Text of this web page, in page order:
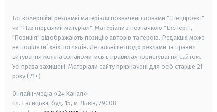
Всі комерційні рекламні матеріали позначені словами "Спецпроєкт"
чи "Партнерський матеріал". Матеріали з позначкою "Експерт",
"Позиція" відображають позицію авторів та героїв. Редакція може
не поділяти їхніх поглядів. Детальніше щодо реклами та правил
цитування можна ознайомитись в правилах користування сайтом.
Усі права захищені. Матеріали сайту призначені для осіб старше 21
року (21+)
Онлайн-медіа «24 Канал»
пл. Галицька, буд. 15, м. Львів, 79008